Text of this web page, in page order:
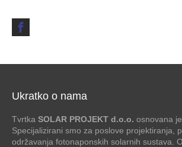
Ukratko o nama
Tvrtka SOLAR PROJEKT d.o.o. osnovana
Specijalizirani smo za poslove projektiranja,
održavanja fotonaponskih solarnih sustava.